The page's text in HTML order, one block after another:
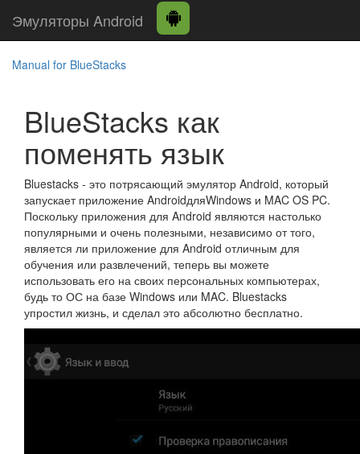
Эмуляторы Android
Manual for BlueStacks
BlueStacks как
поменять язык
Bluestacks - это потрясающий эмулятор Android, который
запускает приложение AndroidдляWindows и MAC OS PC.
Поскольку приложения для Android являются настолько
популярными и очень полезными, независимо от того,
является ли приложение для Android отличным для
обучения или развлечений, теперь вы можете
использовать его на своих персональных компьютерах,
будь то ОС на базе Windows или MAC. Bluestacks
упростил жизнь, и сделал это абсолютно бесплатно.